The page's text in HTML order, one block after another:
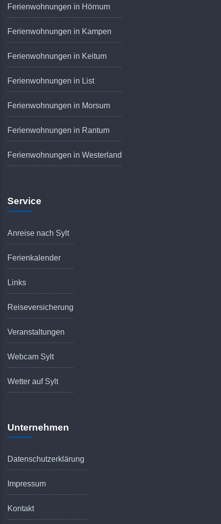
Ferienwohnungen in Hörnum
Ferienwohnungen in Kampen
Ferienwohnungen in Keitum
Ferienwohnungen in List
Ferienwohnungen in Morsum
Ferienwohnungen in Rantum
Ferienwohnungen in Westerland
Service
Anreise nach Sylt
Ferienkalender
Links
Reiseversicherung
Veranstaltungen
Webcam Sylt
Wetter auf Sylt
Unternehmen
Datenschutzerklärung
Impressum
Kontakt